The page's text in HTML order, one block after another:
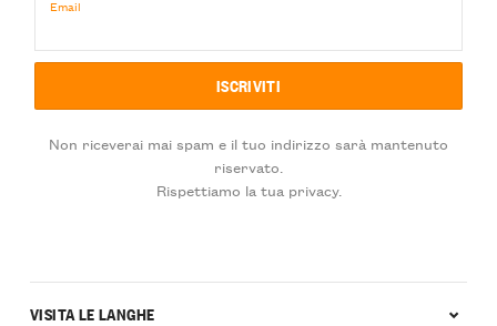
Email
Non riceverai mai spam e il tuo indirizzo sarà mantenuto
riservato.
Rispettiamo la tua privacy.
VISITA LE LANGHE